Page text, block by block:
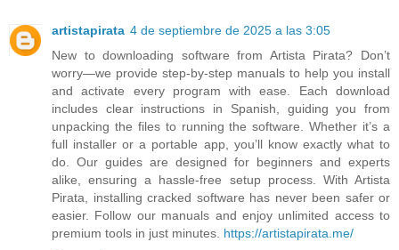
artistapirata 4 de septiembre de 2025 a las 3:05
New to downloading software from Artista Pirata? Don’t
worry—we provide step-by-step manuals to help you install
and activate every program with ease. Each download
includes clear instructions in Spanish, guiding you from
unpacking the files to running the software. Whether it’s a
full installer or a portable app, you’ll know exactly what to
do. Our guides are designed for beginners and experts
alike, ensuring a hassle-free setup process. With Artista
Pirata, installing cracked software has never been safer or
easier. Follow our manuals and enjoy unlimited access to
premium tools in just minutes. https://artistapirata.me/